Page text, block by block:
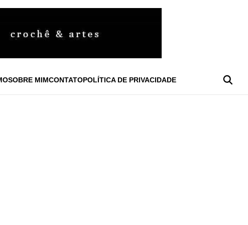
SOBRE MIMCONTATOPOLÍTICA DE PRIVACIDADE